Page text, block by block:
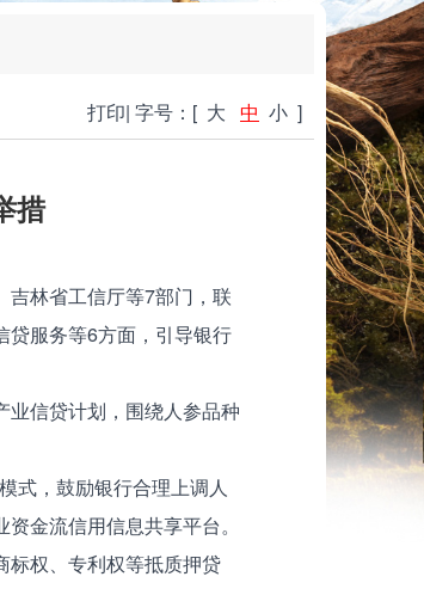
打印| 字号：[ 大 中 小 ]
措
吉林省工信厅等7部门，联
贷服务等6方面，引导银行
信贷计划，围绕人参品种
式，鼓励银行合理上调人
金流信用信息共享平台。
标权、专利权等抵质押贷